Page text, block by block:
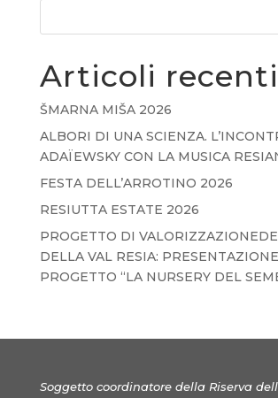
Articoli recenti
ŠMARNA MIŠA 2026
ALBORI DI UNA SCIENZA.
ADAÏEWSKY CON LA MUSICA
FESTA DELL’ARROTINO 2026
RESIUTTA ESTATE 2026
PROGETTO DI
DELLA VAL RESIA:
PROGETTO “LA NURSERY DEL
Soggetto coordinatore della Riserva